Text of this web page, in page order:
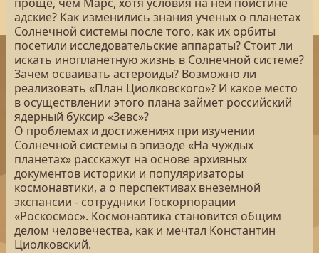
адские? Как изменились знания ученых о планетах
Солнечной системы после того, как их орбиты
посетили исследовательские аппараты? Стоит ли
искать инопланетную жизнь в Солнечной системе?
Зачем осваивать астероиды? Возможно ли
реализовать «План Циолковского»? И какое место
в осуществлении этого плана займет российский
ядерный буксир «Зевс»?
О проблемах и достижениях при изучении
Солнечной системы в эпизоде «На чуждых
планетах» расскажут на основе архивных
документов историки и популяризаторы
космонавтики, а о перспективах внеземной
экспансии - сотрудники Госкорпорации
«Роскосмос». Космонавтика становится общим
делом человечества, как и мечтал Константин
Циолковский.